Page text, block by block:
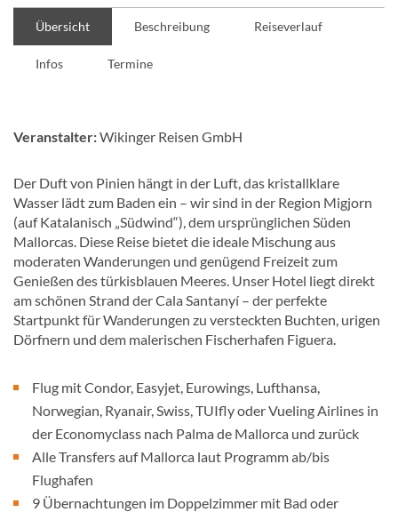
Übersicht Beschreibung Reiseverlauf
Infos Termine
Veranstalter:Wikinger Reisen GmbH
Der Duft von Pinien hängt in der Luft, das kristallklare
Wasser lädt zum Baden ein – wir sind in der Region Migjorn
(auf Katalanisch „Südwind“), dem ursprünglichen Süden
Mallorcas. Diese Reise bietet die ideale Mischung aus
moderaten Wanderungen und genügend Freizeit zum
Genießen des türkisblauen Meeres. Unser Hotel liegt direkt
am schönen Strand der Cala Santanyí – der perfekte
Startpunkt für Wanderungen zu versteckten Buchten, urigen
Dörfnern und dem malerischen Fischerhafen Figuera.
Flug mit Condor, Easyjet, Eurowings, Lufthansa,
Norwegian, Ryanair, Swiss, TUIfly oder Vueling Airlines in
der Economyclass nach Palma de Mallorca und zurück
Alle Transfers auf Mallorca laut Programm ab/bis
Flughafen
9 Übernachtungen im Doppelzimmer mit Bad oder